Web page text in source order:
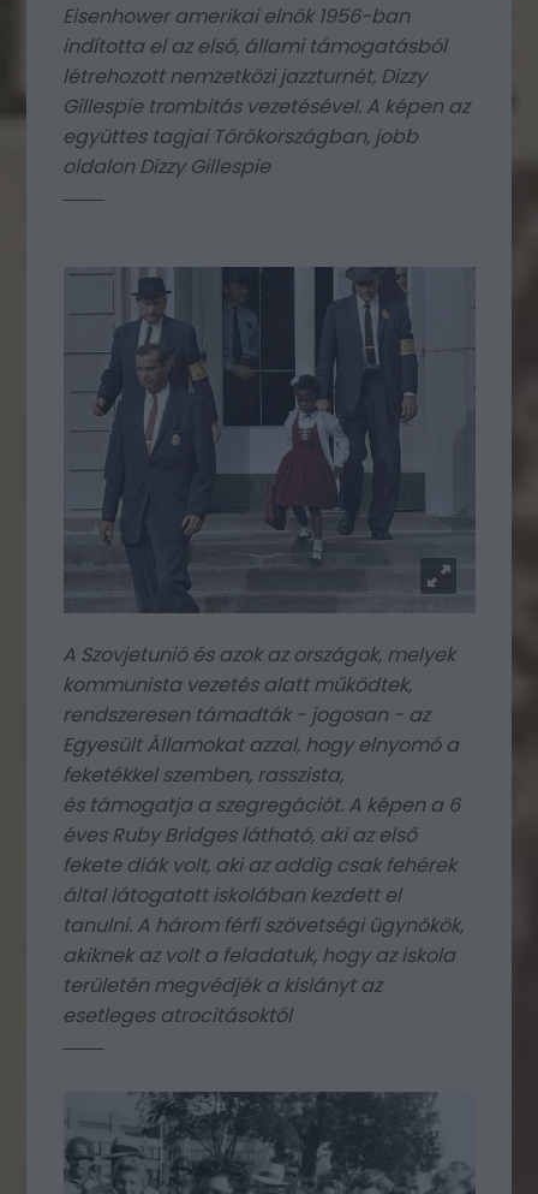
Eisenhower amerikai elnök 1956-ban
indította el az első, állami támogatásból
létrehozott nemzetközi jazzturnét, Dizzy
Gillespie trombitás vezetésével. A képen az
együttes tagjai Törökországban, jobb
oldalon Dizzy Gillespie
A Szovjetunió és azok az országok, melyek
kommunista vezetés alatt működtek,
rendszeresen támadták - jogosan - az
Egyesült Államokat azzal, hogy elnyomó a
feketékkel szemben, rasszista,
és támogatja a szegregációt. A képen a 6
éves Ruby Bridges látható, aki az első
fekete diák volt, aki az addig csak fehérek
által látogatott iskolában kezdett el
tanulni. A három férfi szövetségi ügynökök,
akiknek az volt a feladatuk, hogy az iskola
területén megvédjék a kislányt az
esetleges atrocitásoktól